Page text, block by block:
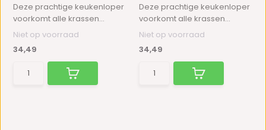
Deze prachtige keukenloper
voorkomt alle krassen...
Niet op voorraad
34,49
Deze prachtige keukenloper
voorkomt alle krassen...
Niet op voorraad
34,49